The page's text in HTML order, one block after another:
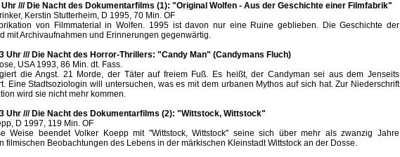
Uhr /// Die Nacht des Dokumentarfilms (1): "Original Wolfen - Aus der Geschichte einer Filmfabrik"
Kerstin Stutterheim, D 1995, 70 Min. OF
von Filmmaterial in Wolfen. 1995 ist davon nur eine Ruine geblieben. Die Geschichte der
mit Archivaufnahmen und Erinnerungen gegenwärtig.
Uhr /// Die Nacht des Horror-Thrillers: "Candy Man" (Candymans Fluch)
USA 1993, 86 Min. dt. Fass.
die Angst. 21 Morde, der Täter auf freiem Fuß. Es heißt, der Candyman sei aus dem Jenseits
Eine Stadtsoziologin will untersuchen, was es mit dem urbanen Mythos auf sich hat. Zur Niederschrift
wird sie nicht mehr kommen.
Uhr /// Die Nacht des Dokumentarfilms (2): "Wittstock, Wittstock"
D 1997, 119 Min. OF
Weise beendet Volker Koepp mit "Wittstock, Wittstock" seine sich über mehr als zwanzig Jahre
filmischen Beobachtungen des Lebens in der märkischen Kleinstadt Wittstock an der Dosse.